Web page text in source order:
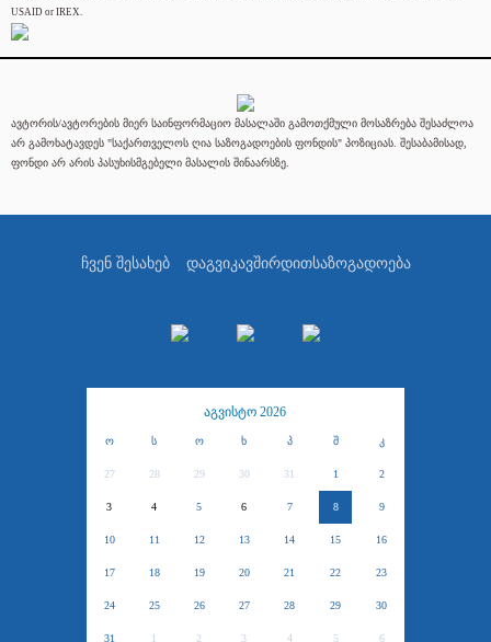
USAID or IREX.
ავტორის/ავტორების მიერ საინფორმაციო მასალაში გამოთქმული მოსაზრება შესაძლოა
არ გამოხატავდეს "საქართველოს ღია საზოგადოების ფონდის" პოზიციას. შესაბამისად,
ფონდი არ არის პასუხისმგებელი მასალის შინაარსზე.
ჩვენ შესახებ დაგვიკავშირდითსაზოგადოება
აგვისტო 2026
ო ს ო ხ პ შ კ
27 28 29 30 31 1 2
3 4 5 6 7 8 9
10 11 12 13 14 15 16
17 18 19 20 21 22 23
24 25 26 27 28 29 30
31 1 2 3 4 5 6